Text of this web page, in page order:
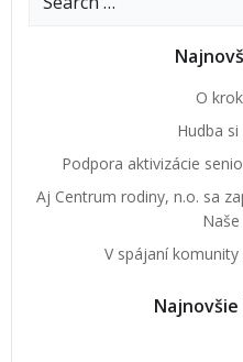
O
Hudba
Podpora aktivizácie
Aj Centrum rodiny, n.o. sa
V spájaní